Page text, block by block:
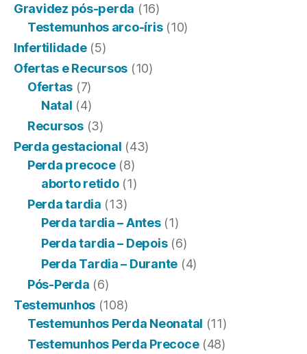
Gravidez pós-perda (16)
Testemunhos arco-íris(10)
Infertilidade(5)
Ofertas e Recursos (10)
Ofertas (7)
Natal (4)
Recursos(3)
Perda gestacional (43)
Perda precoce(8)
aborto retido(1)
Perda tardia (13)
Perda tardia – Antes(1)
Perda tardia – Depois(6)
Perda Tardia – Durante (4)
Pós-Perda (6)
Testemunhos (108)
Testemunhos Perda Neonatal (11)
Testemunhos Perda Precoce(48)